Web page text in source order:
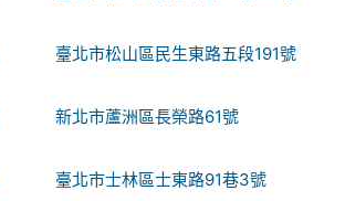
臺北市松山區民生東路五段191號
新北市蘆洲區長榮路61號
臺北市士林區士東路91巷3號